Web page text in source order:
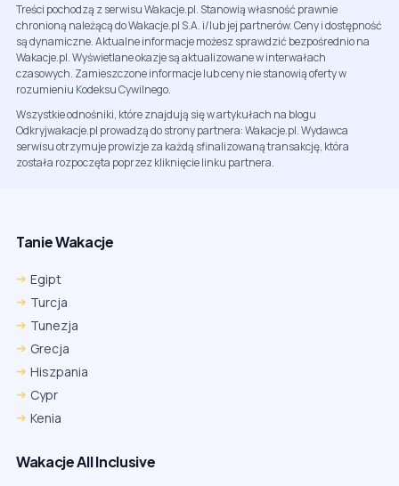
Treści pochodzą z serwisu Wakacje.pl. Stanowią własność prawnie
chronioną należącą do Wakacje.pl S.A. i/lub jej partnerów. Ceny i dostępność
są dynamiczne. Aktualne informacje możesz sprawdzić bezpośrednio na
Wakacje.pl. Wyświetlane okazje są aktualizowane w interwałach
czasowych. Zamieszczone informacje lub ceny nie stanowią oferty w
rozumieniu Kodeksu Cywilnego.
Wszystkie odnośniki, które znajdują się w artykułach na blogu
Odkryjwakacje.pl prowadzą do strony partnera: Wakacje.pl. Wydawca
serwisu otrzymuje prowizje za każdą sfinalizowaną transakcję, która
została rozpoczęta poprzez kliknięcie linku partnera.
Tanie Wakacje
Egipt
Turcja
Tunezja
Grecja
Hiszpania
Cypr
Kenia
Wakacje All Inclusive